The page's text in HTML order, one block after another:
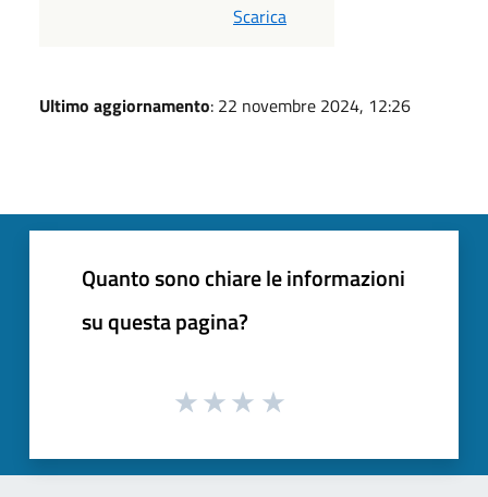
Scarica
Ultimo aggiornamento: 22 novembre 2024, 12:26
Quanto sono chiare le informazioni
su questa pagina?